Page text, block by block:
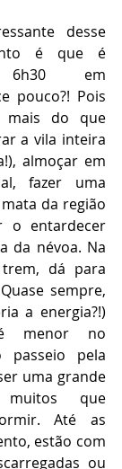
desse
é que é
6h30 em
pouco?! Pois
mais do que
a vila inteira
almoçar em
fazer uma
da região
o entardecer
da névoa. Na
dá para
sempre,
a energia?!)
menor no
passeio pela
uma grande
que
Até as
estão com
ou